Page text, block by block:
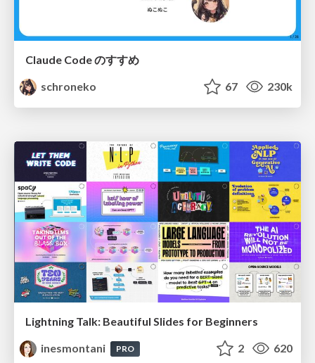
Claude Code のすすめ
schroneko
67 230k
Lightning Talk: Beautiful Slides for Beginners
inesmontani
PRO 2 620